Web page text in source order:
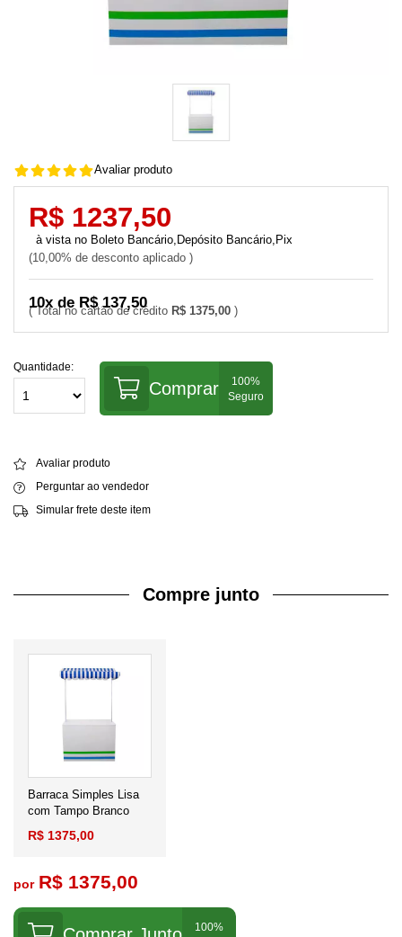
Avaliar produto
R$ 1375,00
10x de R$ 137,50
R$ 1237,50
10,00% de desconto aplicado
Boleto Bancário,Depósito Bancário,Pix
Quantidade:
Comprar
Avaliar produto
Perguntar ao vendedor
Simular frete deste item
Compre junto
Barraca Simples Lisa
com Tampo Branco
R$ 1375,00
por R$ 1375,00